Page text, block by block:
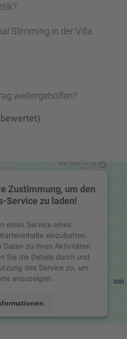
Slimming in der Villa
weiter­ge­hol­fen?
Zustimmung, um den
Service zu laden!
einen Service eines
einzubetten.
Daten zu Ihren Aktivitäten
Sie die Details durch und
des Service zu, um
anzuzeigen.